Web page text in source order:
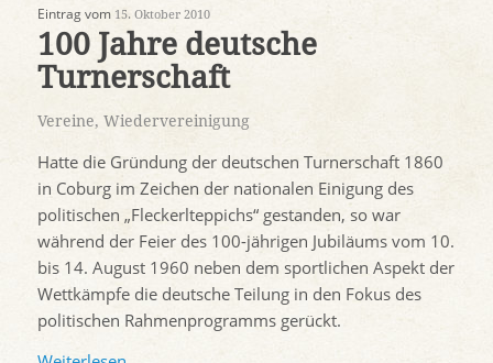
Eintrag vom 15. Oktober 2010
100 Jahre deutsche
Turnerschaft
Vereine, Wiedervereinigung
Hatte die Gründung der deutschen Turnerschaft 1860
in Coburg im Zeichen der nationalen Einigung des
politischen „Fleckerlteppichs“ gestanden, so war
während der Feier des 100-jährigen Jubiläums vom 10.
bis 14. August 1960 neben dem sportlichen Aspekt der
Wettkämpfe die deutsche Teilung in den Fokus des
politischen Rahmenprogramms gerückt.